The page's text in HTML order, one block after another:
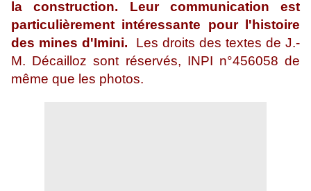
la construction. Leur communication est
particulièrement intéressante pour l'histoire
des mines d'Imini.
Les droits des textes de J.-
M. Décailloz sont réservés, INPI n°456058 de
même que les photos.